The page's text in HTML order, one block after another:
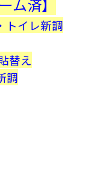
ム済】
トイレ新調
替え
調